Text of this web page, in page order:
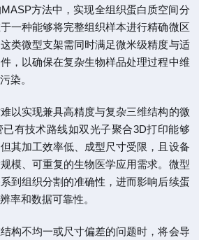
方法中，实现全组织蛋白质空间分
一种能够将完整组织样本进行精确微区
类微型支架需同时满足微米级精度与适
，以确保在复杂生物样品处理过程中维
染。
以实现兼具高精度与复杂三维结构的微
有技术路线如双光子聚合3D打印能够
其加工效率低、成型尺寸受限，且设备
模、可重复的生物医学应用需求。微型
到组织分割的准确性，进而影响后续蛋
率和数据可靠性。
构不均一或尺寸偏差的问题时，将会导